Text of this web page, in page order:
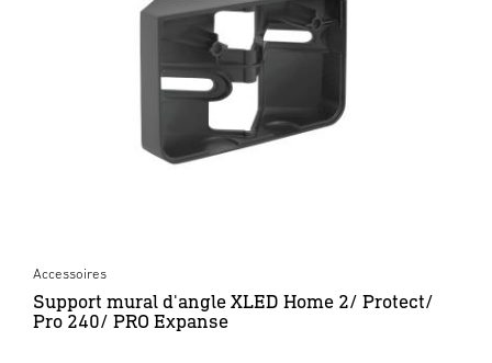
Accessoires
Support mural d'angle XLED Home 2/ Protect/
Pro 240/ PRO Expanse